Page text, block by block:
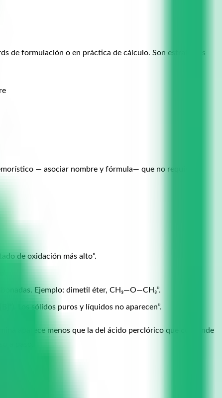
de formulación o en práctica de cálculo. Son estrategias
— asociar nombre y fórmula— que no requiere
de oxidación más alto”.
Ejemplo: dimetil éter, CH₃—O—CH₃”.
Los sólidos puros y líquidos no aparecen”.
aparece menos que la del ácido perclórico que confunde